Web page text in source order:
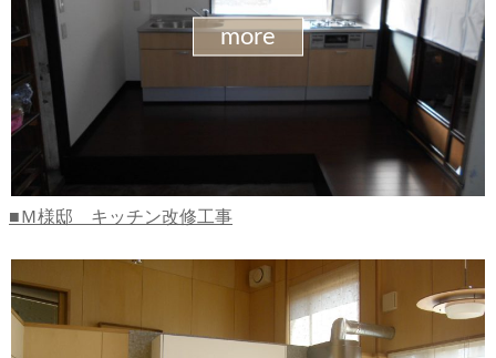
more
Ｍ様邸 キッチン改修工事